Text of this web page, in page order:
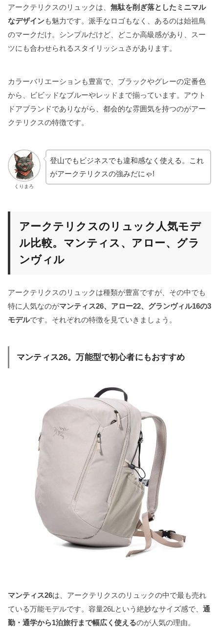
アークテリクスのリュックは、 無駄を削ぎ落としたミニマル
なデザインも魅力です。派手なロゴもなく、あるのは始祖鳥
のマークだけ。シンプルだけど、どこか高級感があり、スー
ツにも合わせられるスタイリッシュさがあります。
カラーバリエーションも豊富で、ブラックやグレーの定番色
から、ビビッドなブルーやレッドまで揃っています。アウト
ドアブランドでありながら、都会的な雰囲気を持つのがアー
クテリクスの特徴です。
くりまろ
登山でもビジネスでも違和感なく使える。これ
がアークテリクスの強みだにゃ!
アークテリクスのリュック人気モデ
ル比較。マンティス、アロー、グラ
ンヴィル
アークテリクスのリュックは種類が豊富ですが、その中でも
特に人気なのがマンティス26、アロー22、グランヴィル16の3
モデルです。それぞれの特徴を見ていきましょう。
マンティス26。万能型で初心者にもおすすめ
マンティス26は、アークテリクスのリュックの中で最も売れ
ている万能モデルです。容量26Lという絶妙なサイズ感で、 通
勤・通学から1泊旅行まで幅広く使えるのが人気の理由。